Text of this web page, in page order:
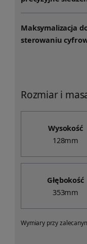
Maksymalizacja
sterowaniu
Rozmiar i
Wysokość
128mm
Głębokość
353mm
Wymiary przy